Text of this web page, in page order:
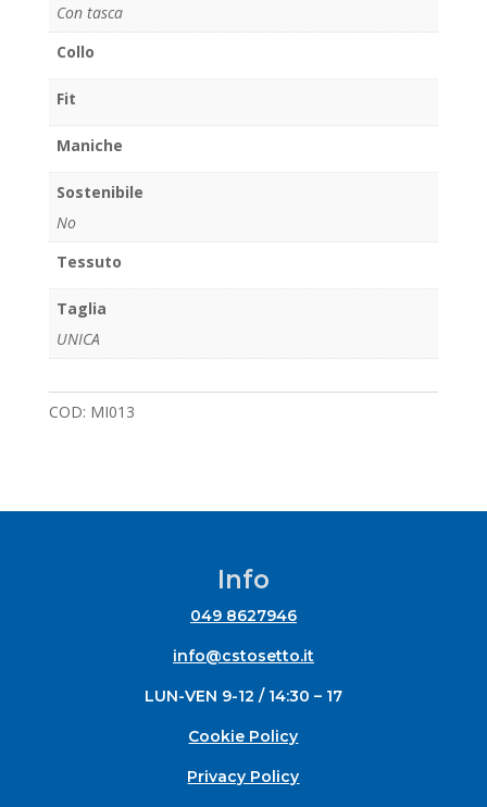
Con tasca
Collo
Fit
Maniche
Sostenibile
No
Tessuto
Taglia
UNICA
COD: MI013
Info
049 8627946
info@cstosetto.it
LUN-VEN 9-12 / 14:30 – 17
Cookie Policy
Privacy Policy